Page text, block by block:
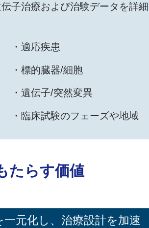
子治療および治験データを詳
​・適応疾患
・標的臓器/細胞
・遺伝子/突然変異
・臨床試験のフェーズや地域
たらす価値
元化し、治療設計を加速